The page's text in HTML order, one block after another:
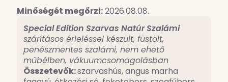
Minőségét megőrzi:2026.08.08.
Special Edition Szarvas Natúr Szalámi
szárításos érleléssel készült, füstölt,
penészmentes szalámi, nem ehető
műbélben, vákuumcsomagolásban
Összetevők:szarvashús, angus marha